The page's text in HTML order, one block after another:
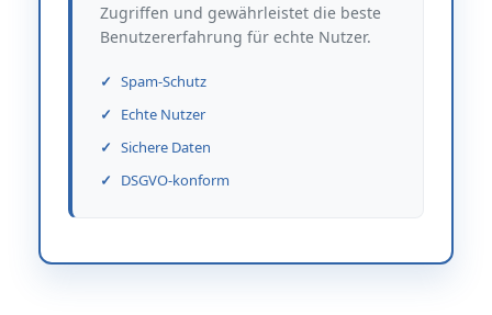
Zugriffen und gewährleistet die beste
Benutzererfahrung für echte Nutzer.
Spam-Schutz
Echte Nutzer
Sichere Daten
DSGVO-konform